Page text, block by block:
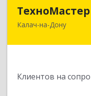
ТехноМастер
Калач-на-Дону
Клиентов на
404503,